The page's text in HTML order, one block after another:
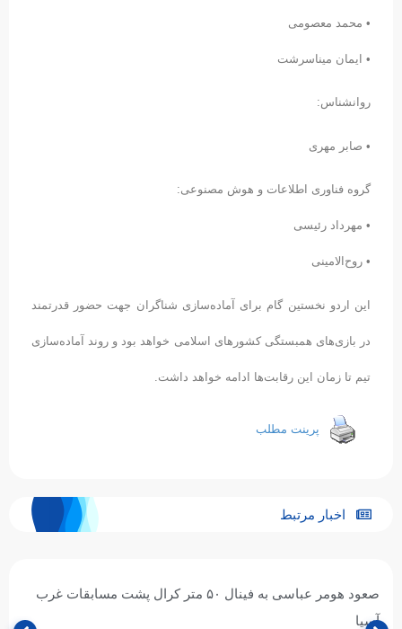
• محمد معصومی
• ایمان میناسرشت
روانشناس:
• صابر مهری
گروه فناوری اطلاعات و هوش مصنوعی:
• مهرداد رئیسی
• روح‌الامینی
این اردو نخستین گام برای آماده‌سازی شناگران جهت حضور قدرتمند
در بازی‌های همبستگی کشورهای اسلامی خواهد بود و روند آماده‌سازی
تیم تا زمان این رقابت‌ها ادامه خواهد داشت.
پرینت مطلب
اخبار مرتبط
صعود هومر عباسی به فینال ۵۰ متر کرال پشت مسابقات غرب
آسیا